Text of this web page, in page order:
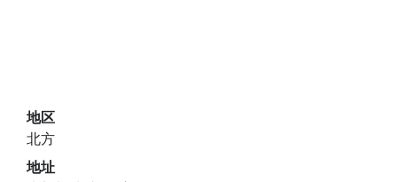
地区
北方
地址